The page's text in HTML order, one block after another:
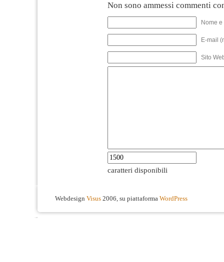
Non sono ammessi commenti
Nome
E-mail
Sito
caratteri disponibili
Webdesign Visus 2006, su piattaforma WordPress